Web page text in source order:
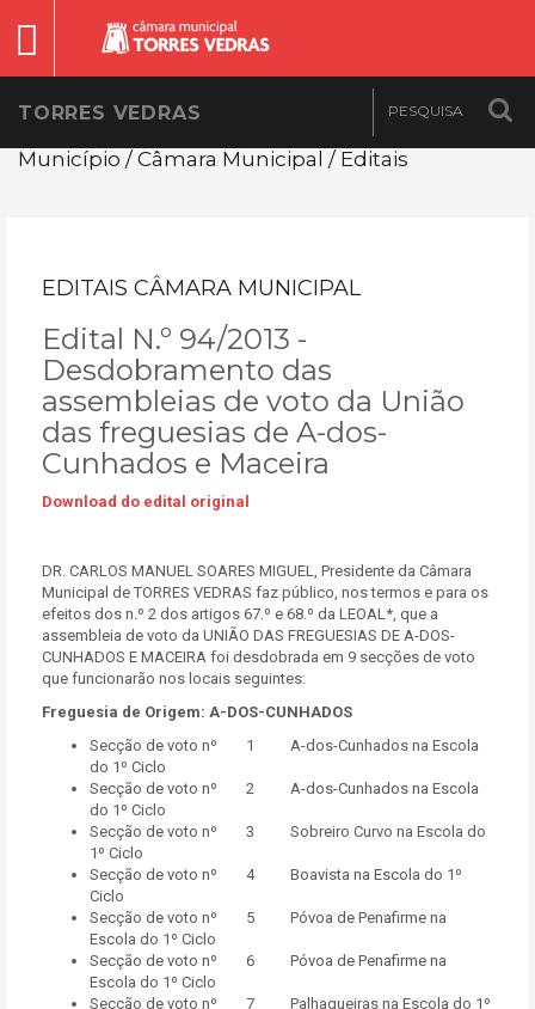
TORRES VEDRAS
Município / Câmara Municipal / Editais
EDITAIS CÂMARA MUNICIPAL
Edital N.º 94/2013 -
Desdobramento das
assembleias de voto da União
das freguesias de A-dos-
Cunhados e Maceira
Download do edital original
DR. CARLOS MANUEL SOARES MIGUEL, Presidente da Câmara
Municipal de TORRES VEDRAS faz público, nos termos e para os
efeitos dos n.º 2 dos artigos 67.º e 68.º da LEOAL*, que a
assembleia de voto da UNIÃO DAS FREGUESIAS DE A-DOS-
CUNHADOS E MACEIRA foi desdobrada em 9 secções de voto
que funcionarão nos locais seguintes:
Freguesia de Origem: A-DOS-CUNHADOS
Secção de voto nº 1 A-dos-Cunhados na Escola
do 1º Ciclo
Secção de voto nº 2 A-dos-Cunhados na Escola
do 1º Ciclo
Secção de voto nº 3 Sobreiro Curvo na Escola do
1º Ciclo
Secção de voto nº 4 Boavista na Escola do 1º
Ciclo
Secção de voto nº 5 Póvoa de Penafirme na
Escola do 1º Ciclo
Secção de voto nº 6 Póvoa de Penafirme na
Escola do 1º Ciclo
Secção de voto nº 7 Palhagueiras na Escola do 1º